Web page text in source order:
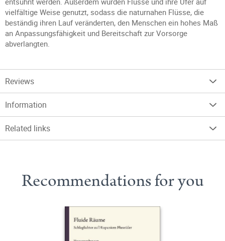
vielfältige Weise genutzt, sodass die naturnahen Flüsse, die
beständig ihren Lauf veränderten, den Menschen ein hohes Maß
an Anpassungsfähigkeit und Bereitschaft zur Vorsorge
abverlangten.
Reviews
Information
Related links
Recommendations for you